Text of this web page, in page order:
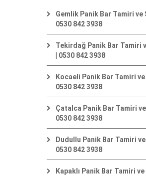
Gemlik Panik Bar Tamiri ve
0530 842 3938
Tekirdağ Panik Bar Tamiri
| 0530 842 3938
Kocaeli Panik Bar Tamiri ve
0530 842 3938
Çatalca Panik Bar Tamiri ve
0530 842 3938
Dudullu Panik Bar Tamiri ve
0530 842 3938
Kapaklı Panik Bar Tamiri ve